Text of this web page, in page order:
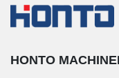
HONTO